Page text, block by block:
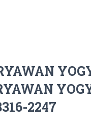
2247